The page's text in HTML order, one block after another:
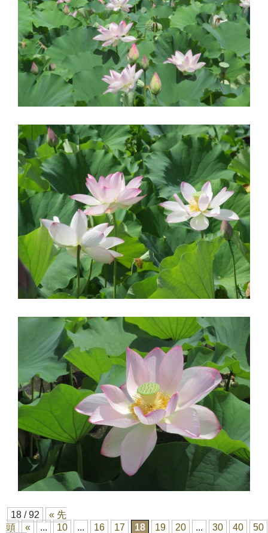
18 / 92
« 先
頭
« ... 10 ... 16 17 18 19 20 ... 30 40 50